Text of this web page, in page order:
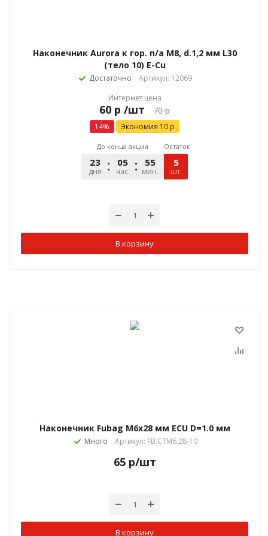
Наконечник Aurora к гор. п/а M8, d.1,2 мм L30
(тело 10) E-Cu
Достаточно
Артикул: 12069
Интернет цена
р /шт 70р
14% Экономия 10 р
До конца акции
23
дня
05
час.
55
мин.
13
сек.
Остаток
5
шт.
В корзину
Наконечник Fubag M6х28 мм ECU D=1.0 мм
Много Артикул: FB.CTM6.28-10
65р/шт
В корзину